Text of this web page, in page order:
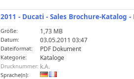
2011 - Ducati - Sales Brochure-Katalog
Größe: 1,73 MB
Datum: 03.05.2011 03:47
Dateiformat: PDF Dokument
Kategorie: Kataloge
Drucknummer: k.A.
Sprache(n):